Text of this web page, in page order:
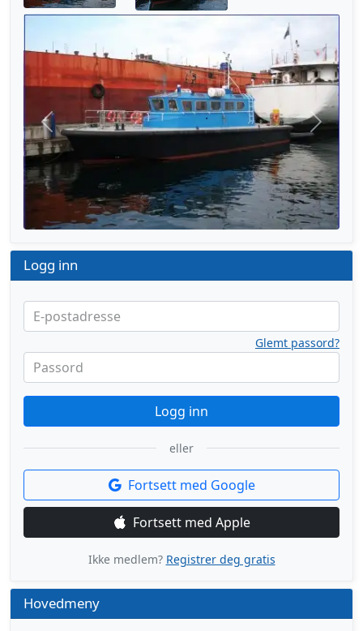
Forrige Neste
Logg inn
E-postadresse
Passord
Glemt passord?
Logg inn
eller
Fortsett med Google
Fortsett med Apple
Ikke medlem? Registrer deg gratis
Hovedmeny